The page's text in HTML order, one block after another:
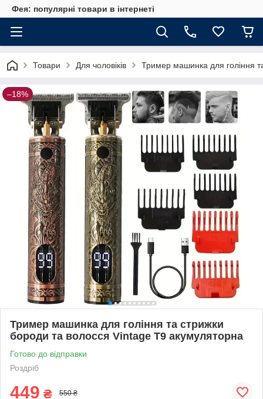
Фея: популярні товари в інтернеті
Товари Для чоловіків Тример машинка для гоління
–18%
Тример машинка для гоління та стрижки
бороди та волосся Vintage T9 акумуляторна
Готово до відправки
Роздріб
449 ₴ 550 ₴